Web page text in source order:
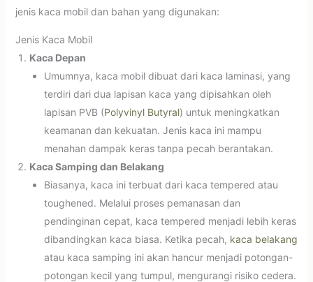
jenis kaca mobil dan bahan yang digunakan:
Jenis Kaca Mobil
Kaca Depan
Umumnya, kaca mobil dibuat dari kaca laminasi, yang
terdiri dari dua lapisan kaca yang dipisahkan oleh
lapisan PVB (Polyvinyl Butyral) untuk meningkatkan
keamanan dan kekuatan. Jenis kaca ini mampu
menahan dampak keras tanpa pecah berantakan.
Kaca Samping dan Belakang
Biasanya, kaca ini terbuat dari kaca tempered atau
toughened. Melalui proses pemanasan dan
pendinginan cepat, kaca tempered menjadi lebih keras
dibandingkan kaca biasa. Ketika pecah, kaca belakang
atau kaca samping ini akan hancur menjadi potongan-
potongan kecil yang tumpul, mengurangi risiko cedera.